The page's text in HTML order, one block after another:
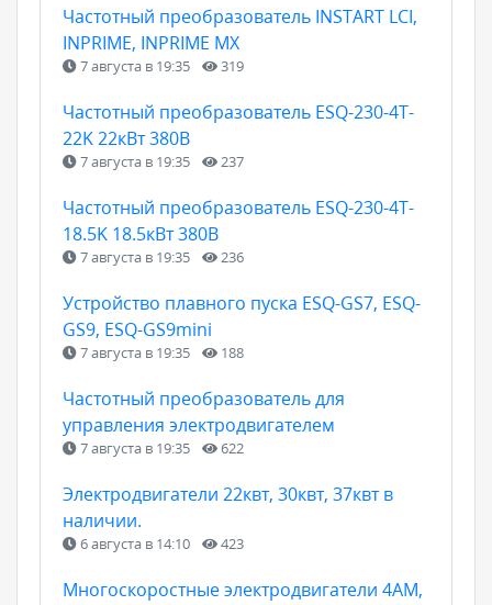
Частотный преобразователь INSTART LCI,
INPRIME, INPRIME MX
7 августа в 19:35 319
Частотный преобразователь ESQ-230-4T-
22K 22кВт 380В
7 августа в 19:35 237
Частотный преобразователь ESQ-230-4T-
18.5K 18.5кВт 380В
7 августа в 19:35 236
Устройство плавного пуска ESQ-GS7, ESQ-
GS9, ESQ-GS9mini
7 августа в 19:35 188
Частотный преобразователь для
управления электродвигателем
7 августа в 19:35 622
Электродвигатели 22квт, 30квт, 37квт в
наличии.
6 августа в 14:10 423
Многоскоростные электродвигатели 4АМ,